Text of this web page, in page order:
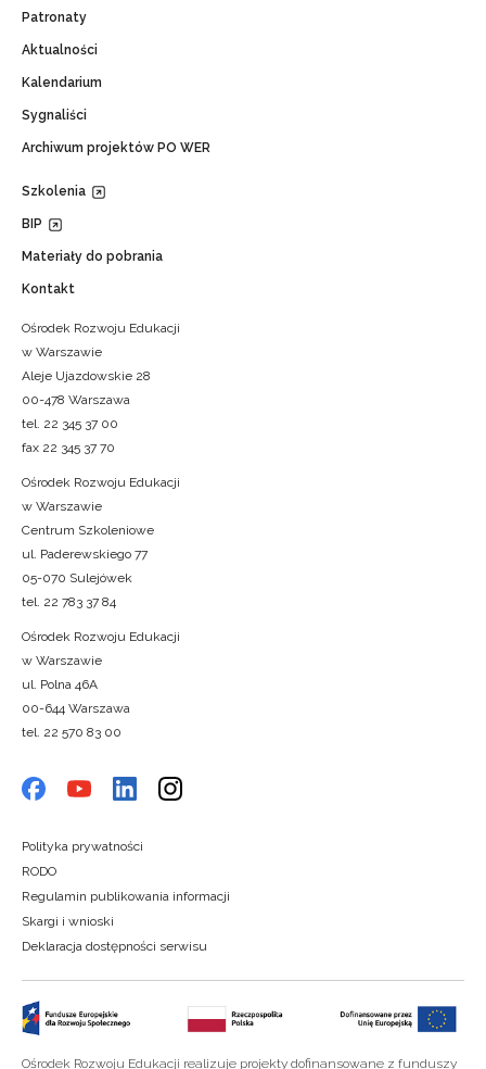
Patronaty
Aktualności
Kalendarium
Sygnaliści
Archiwum projektów PO WER
Szkolenia
BIP
Materiały do pobrania
Kontakt
Ośrodek Rozwoju Edukacji
w Warszawie
Aleje Ujazdowskie 28
00-478 Warszawa
tel. 22 345 37 00
fax 22 345 37 70
Ośrodek Rozwoju Edukacji
w Warszawie
Centrum Szkoleniowe
ul. Paderewskiego 77
05-070 Sulejówek
tel. 22 783 37 84
Ośrodek Rozwoju Edukacji
w Warszawie
ul. Polna 46A
00-644 Warszawa
tel. 22 570 83 00
Polityka prywatności
RODO
Regulamin publikowania informacji
Skargi i wnioski
Deklaracja dostępności serwisu
Ośrodek Rozwoju Edukacji realizuje projekty dofinansowane z funduszy